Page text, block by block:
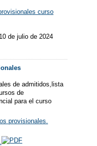
curso
de julio de 2024
de admitidos,lista
de
para el curso
provisionales.